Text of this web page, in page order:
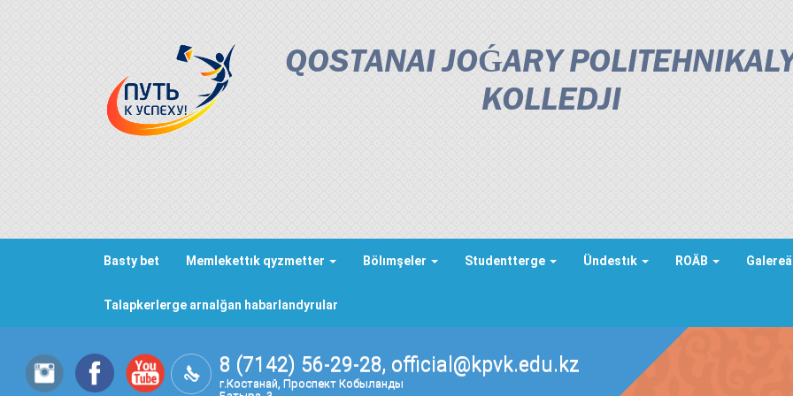
QOSTANAI JOǴARY
KOLLEDJІ
Basty bet Memlekettık qyzmetter Bölımşeler Studentterge Ündestık ROÄB Galereä
Talapkerlerge arnalğan habarlandyrular
8 (7142) 56-29-28, official@kpvk.edu.kz
г.Костанай, Проспект Кобыланды